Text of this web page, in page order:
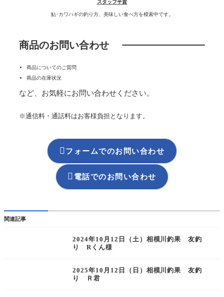
スタッフ平賀
鮎･カワハギの釣り方、美味しい食べ方を模索中です。
商品のお問い合わせ
商品についてのご質問
商品の在庫状況
など、お気軽にお問い合わせください。
※通信料・通話料はお客様負担となります。
 フォームでのお問い合わせ
 電話でのお問い合わせ
関連記事
2024年10月12日（土）相模川釣果 友釣
り Rくん様
2025年10月12日（日）相模川釣果 友釣
り Ｒ君